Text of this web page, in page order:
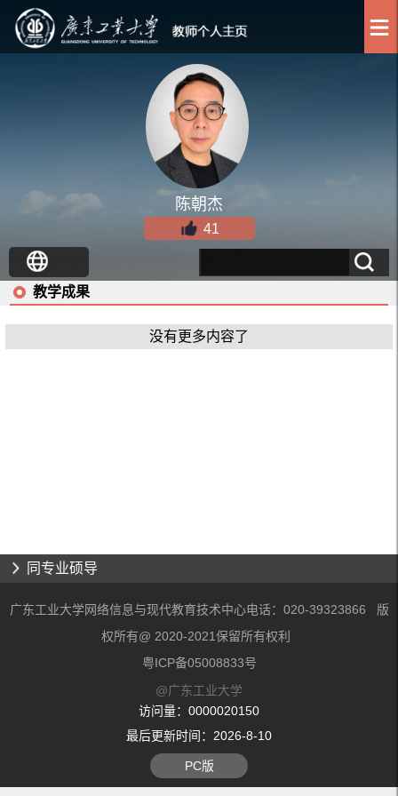
陈朝杰
41
教学成果
没有更多内容了
同专业硕导
广东工业大学网络信息与现代教育技术中心电话：020-39323866 版
权所有@ 2020-2021保留所有权利
粤ICP备05008833号
@广东工业大学
访问量： 0000020150
最后更新时间： 2026-8-10
PC版